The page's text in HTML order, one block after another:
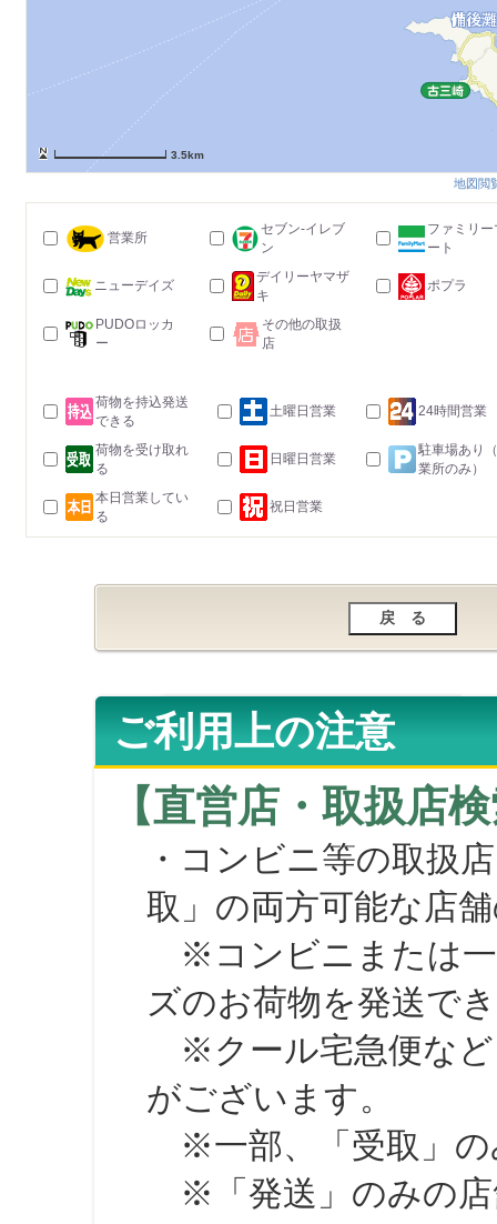
3.5km
地図閲
営業所
セブン-イレブ
ン
ファミリー
ート
ニューデイズ
デイリーヤマザ
キ
ポプラ
PUDOロッカ
ー
その他の取扱
店
荷物を持込発送
できる
土曜日営業 24時間営業
荷物を受け取れ
る
日曜日営業
駐車場あり
業所のみ）
本日営業してい
る
祝日営業
ご利用上の注意
【直営店・取扱店
・コンビニ等の取扱
取」の両方可能な店
※コンビニまたは一
ズのお荷物を発送で
※クール宅急便など
がございます。
※一部、「受取」の
※「発送」のみの店